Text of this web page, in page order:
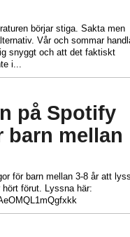
börjar stiga. Sakta men
Vår och sommar
snyggt och att det faktiskt
i...
på Spotify
barn mellan
för barn mellan 3-8 år att
förut. Lyssna här: